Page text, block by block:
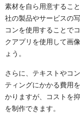
素材を自ら用意するこ
社の製品やサービスの
コンを使用することで
クアプリを使用して画
ょう。
さらに、テキストやコ
ティングにかかる費用
かりますが、コストを
を制作できます。